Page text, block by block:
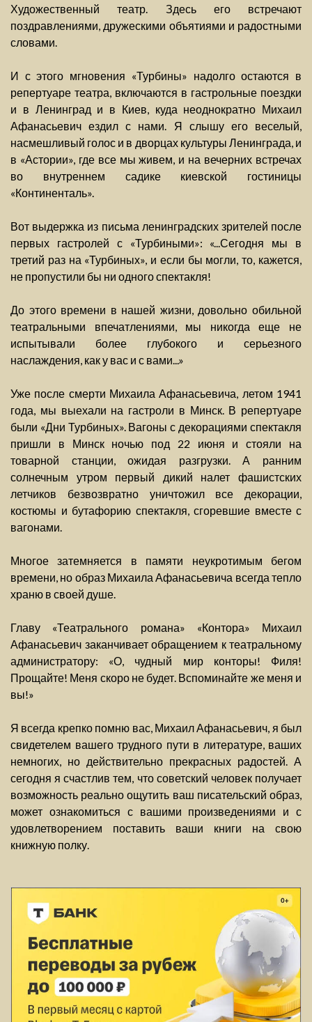
Художественный театр. Здесь его встречают
поздравлениями, дружескими объятиями и радостными
словами.
И с этого мгновения «Турбины» надолго остаются в
репертуаре театра, включаются в гастрольные поездки
и в Ленинград и в Киев, куда неоднократно Михаил
Афанасьевич ездил с нами. Я слышу его веселый,
насмешливый голос и в дворцах культуры Ленинграда, и
в «Астории», где все мы живем, и на вечерних встречах
во внутреннем садике киевской гостиницы
«Континенталь».
Вот выдержка из письма ленинградских зрителей после
первых гастролей с «Турбиными»: «...Сегодня мы в
третий раз на «Турбиных», и если бы могли, то, кажется,
не пропустили бы ни одного спектакля!
До этого времени в нашей жизни, довольно обильной
театральными впечатлениями, мы никогда еще не
испытывали более глубокого и серьезного
наслаждения, как у вас и с вами...»
Уже после смерти Михаила Афанасьевича, летом 1941
года, мы выехали на гастроли в Минск. В репертуаре
были «Дни Турбиных». Вагоны с декорациями спектакля
пришли в Минск ночью под 22 июня и стояли на
товарной станции, ожидая разгрузки. А ранним
солнечным утром первый дикий налет фашистских
летчиков безвозвратно уничтожил все декорации,
костюмы и бутафорию спектакля, сгоревшие вместе с
вагонами.
Многое затемняется в памяти неукротимым бегом
времени, но образ Михаила Афанасьевича всегда тепло
храню в своей душе.
Главу «Театрального романа» «Контора» Михаил
Афанасьевич заканчивает обращением к театральному
администратору: «О, чудный мир конторы! Филя!
Прощайте! Меня скоро не будет. Вспоминайте же меня и
вы!»
Я всегда крепко помню вас, Михаил Афанасьевич, я был
свидетелем вашего трудного пути в литературе, ваших
немногих, но действительно прекрасных радостей. А
сегодня я счастлив тем, что советский человек получает
возможность реально ощутить ваш писательский образ,
может ознакомиться с вашими произведениями и с
удовлетворением поставить ваши книги на свою
книжную полку.